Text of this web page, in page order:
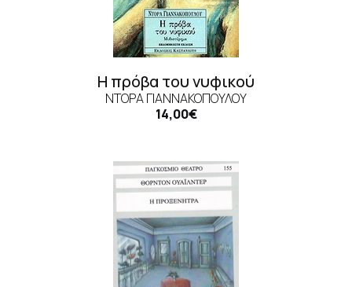
Η πρόβα του νυφικού
ΝΤΌΡΑ ΓΙΑΝΝΑΚΟΠΟΎΛΟΥ
14,00€